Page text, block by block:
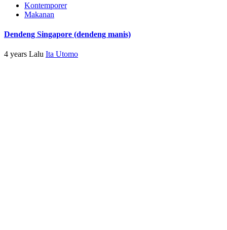
Kontemporer
Makanan
Dendeng Singapore (dendeng manis)
4 years Lalu Ita Utomo